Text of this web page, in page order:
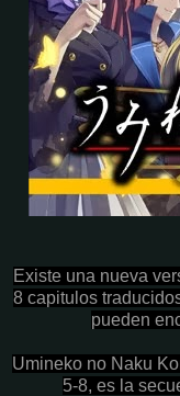
Existe una nueva
8 capitulos
pueden
Umineko no Naku
5-8, es la